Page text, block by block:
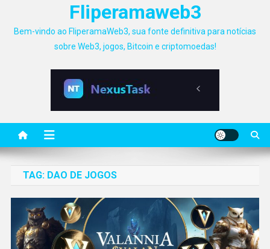
Fliperamaweb3
Bem-vindo ao FliperamaWeb3, sua fonte definitiva para notícias
sobre Web3, jogos, Bitcoin e criptomoedas!
TAG: DAO DE JOGOS